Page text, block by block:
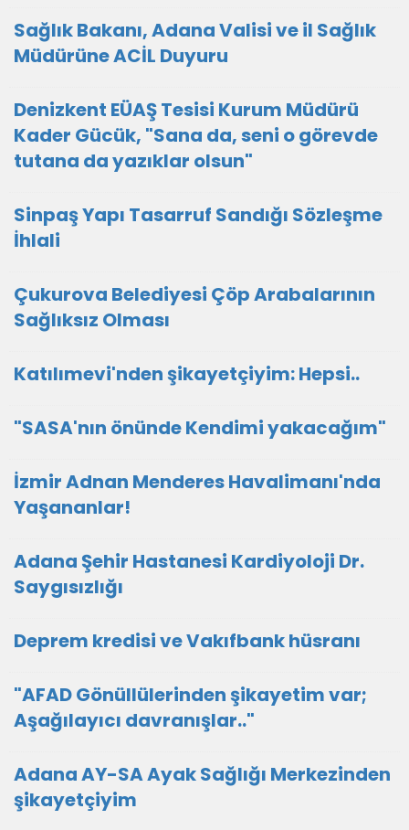
Sağlık Bakanı, Adana Valisi ve il Sağlık
Müdürüne ACİL Duyuru
Denizkent EÜAŞ Tesisi Kurum Müdürü
Kader Gücük, "Sana da, seni o görevde
tutana da yazıklar olsun"
Sinpaş Yapı Tasarruf Sandığı Sözleşme
İhlali
Çukurova Belediyesi Çöp Arabalarının
Sağlıksız Olması
Katılımevi'nden şikayetçiyim: Hepsi..
"SASA'nın önünde Kendimi yakacağım"
İzmir Adnan Menderes Havalimanı'nda
Yaşananlar!
Adana Şehir Hastanesi Kardiyoloji Dr.
Saygısızlığı
Deprem kredisi ve Vakıfbank hüsranı
"AFAD Gönüllülerinden şikayetim var;
Aşağılayıcı davranışlar.."
Adana AY-SA Ayak Sağlığı Merkezinden
şikayetçiyim